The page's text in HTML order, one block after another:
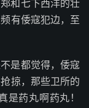
和七下西洋的壮
有倭寇犯边，至
是都觉得，倭寇
掠，那些卫所的
是药丸啊药丸！